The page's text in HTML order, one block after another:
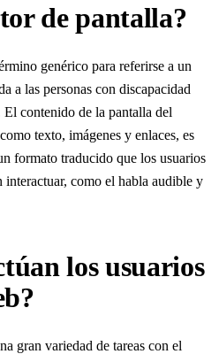
de pantalla?
genérico para referirse a un
a las personas con discapacidad
contenido de la pantalla del
texto, imágenes y enlaces, es
formato traducido que los usuarios
interactuar, como el habla audible y
los usuarios
gran variedad de tareas con el